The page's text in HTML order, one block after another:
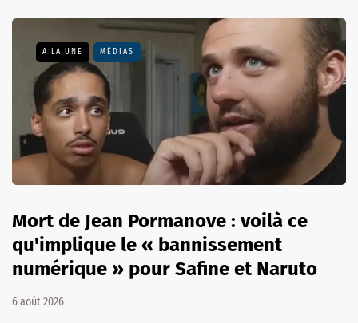
A LA UNE MÉDIAS
Mort de Jean Pormanove : voilà ce
qu'implique le « bannissement
numérique » pour Safine et Naruto
6 août 2026